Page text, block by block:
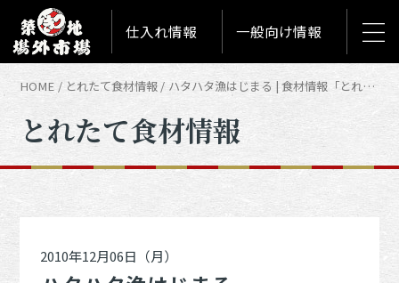
仕入れ情報 一般向け情報
HOME とれたて食材情報 ハタハタ漁はじまる | 食材情報「とれたて築地食材情報」
とれたて食材情報
2010年12月06日（月）